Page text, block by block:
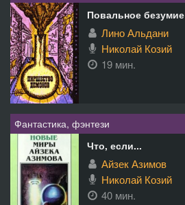
Повальное безумие
Лино Альдани
Николай Козий
19 мин.
Фантастика, фэнтези
Что, если...
Айзек Азимов
Николай Козий
40 мин.